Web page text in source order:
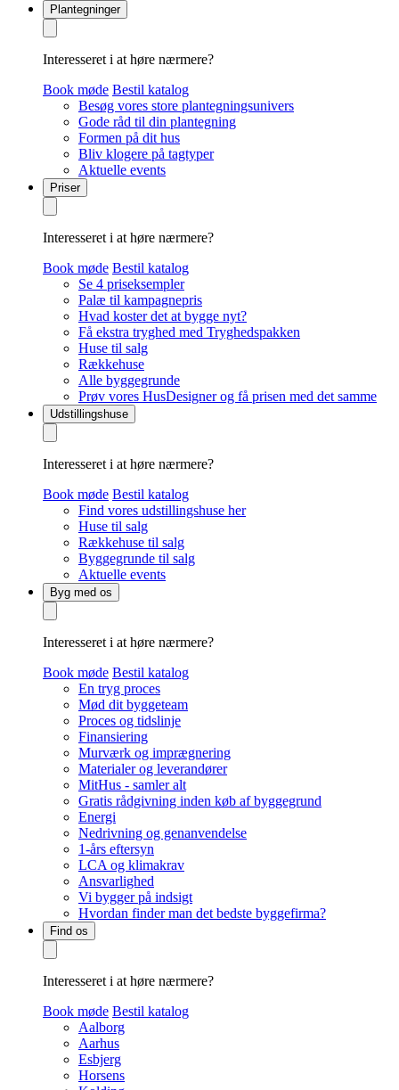
Plantegninger
Interesseret i at høre nærmere?
Book møde Bestil katalog
Besøg vores store plantegningsunivers
Gode råd til din plantegning
Formen på dit hus
Bliv klogere på tagtyper
Aktuelle events
Priser
Interesseret i at høre nærmere?
Book møde Bestil katalog
Se 4 priseksempler
Palæ til kampagnepris
Hvad koster det at bygge nyt?
Få ekstra tryghed med Tryghedspakken
Huse til salg
Rækkehuse
Alle byggegrunde
Prøv vores HusDesigner og få prisen med det samme
Udstillingshuse
Interesseret i at høre nærmere?
Book møde Bestil katalog
Find vores udstillingshuse her
Huse til salg
Rækkehuse til salg
Byggegrunde til salg
Aktuelle events
Byg med os
Interesseret i at høre nærmere?
Book møde Bestil katalog
En tryg proces
Mød dit byggeteam
Proces og tidslinje
Finansiering
Murværk og imprægnering
Materialer og leverandører
MitHus - samler alt
Gratis rådgivning inden køb af byggegrund
Energi
Nedrivning og genanvendelse
1-års eftersyn
LCA og klimakrav
Ansvarlighed
Vi bygger på indsigt
Hvordan finder man det bedste byggefirma?
Find os
Interesseret i at høre nærmere?
Book møde Bestil katalog
Aalborg
Aarhus
Esbjerg
Horsens